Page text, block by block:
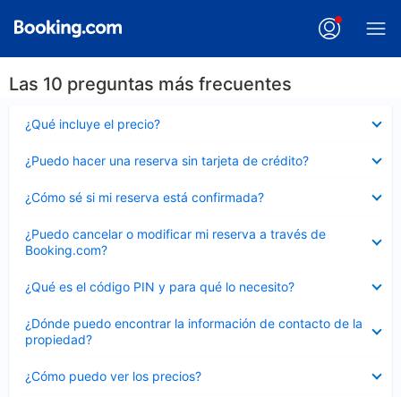
Las 10 preguntas más frecuentes
¿Qué incluye el precio?
cerrado
¿Puedo hacer una reserva sin tarjeta de crédito?
cerrado
¿Cómo sé si mi reserva está confirmada?
cerrado
¿Puedo cancelar o modificar mi reserva a través de
Booking.com?
cerrado
¿Qué es el código PIN y para qué lo necesito?
cerrado
¿Dónde puedo encontrar la información de contacto de la
propiedad?
cerrado
¿Cómo puedo ver los precios?
cerrado